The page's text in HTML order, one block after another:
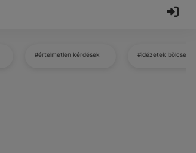
#értelmetlen kérdések #idézetek